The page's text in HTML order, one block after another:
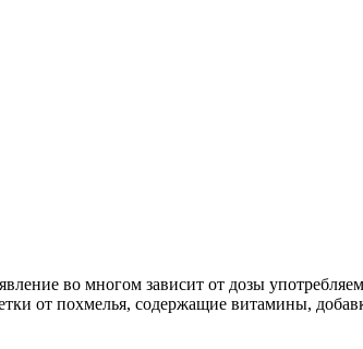
во многом зависит от дозы
от похмелья, содержащие витамины,